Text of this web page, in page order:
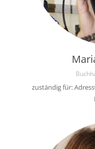
zuständig für: